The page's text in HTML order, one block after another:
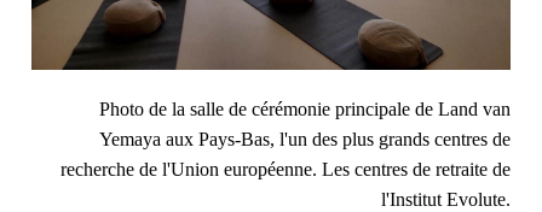
Photo de la salle de cérémonie principale de Land van
Yemaya aux Pays-Bas, l'un des plus grands centres de
recherche de l'Union européenne. Les centres de retraite de
l'Institut Evolute.